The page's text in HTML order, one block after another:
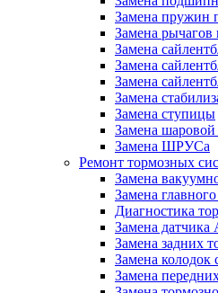
Замена пружин
Замена рычагов
Замена
Замена
Замена
Замена
Замена ступицы
Замена
Замена ШРУСа
Ремонт тормозных
Замена
Замена
Диагностика
Замена датчика
Замена задних
Замена колодок
Замена